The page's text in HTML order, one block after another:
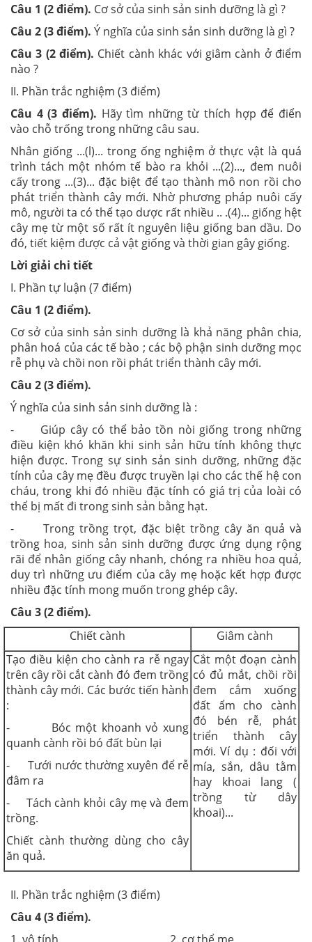
Câu 1 (2 điểm). Cơ sở của sinh sản sinh dưỡng là gì ?
Câu 2 (3 điểm). Ý nghĩa của sinh sản sinh dưỡng là gì ?
Câu 3 (2 điểm). Chiết cành khác với giâm cành ở điểm
nào ?
II. Phần trắc nghiệm (3 điểm)
Câu 4 (3 điểm). Hãy tìm những từ thích hợp để điển
vào chỗ trống trong những câu sau.
Nhân giống ...(l)... trong ống nghiệm ở thực vật là quá
trình tách một nhóm tế bào ra khỏi ...(2)..., đem nuôi
cấy trong ...(3)... đặc biệt để tạo thành mô non rồi cho
phát triển thành cây mới. Nhờ phương pháp nuôi cấy
mô, người ta có thể tạo dược rất nhiều .. .(4)... giống hệt
cây mẹ từ một số rất ít nguyên liệu giống ban dầu. Do
đó, tiết kiệm được cả vật giống và thời gian gây giống.
Lời giải chi tiết
I. Phần tự luận (7 điểm)
Câu 1 (2 điểm).
Cơ sở của sinh sản sinh dưỡng là khả năng phân chia,
phân hoá của các tế bào ; các bộ phận sinh dưỡng mọc
rễ phụ và chồi non rồi phát triển thành cây mới.
Câu 2 (3 điểm).
Ý nghĩa của sinh sản sinh dưỡng là :
- Giúp cây có thể bảo tồn nòi giống trong những
điều kiện khó khăn khi sinh sản hữu tính không thực
hiện được. Trong sự sinh sản sinh dưỡng, những đặc
tính của cây mẹ đều được truyền lại cho các thế hệ con
cháu, trong khi đó nhiều đặc tính có giá trị của loài có
thể bị mất đi trong sinh sản bằng hạt.
- Trong trồng trọt, đặc biệt trồng cây ăn quả và
trồng hoa, sinh sản sinh dưỡng được ứng dụng rộng
rãi để nhân giống cây nhanh, chóng ra nhiều hoa quả,
duy trì những ưu điểm của cây mẹ hoặc kết hợp được
nhiều đặc tính mong muốn trong ghép cây.
Câu 3 (2 điểm).
Chiết cành
Giâm cành
Tạo điều kiện cho cành ra rễ ngay
trên cây rồi cắt cành đó đem trồng
thành cây mới. Các bước tiến hành
:
- Bóc một khoanh vỏ xung
quanh cành rồi bó đất bùn lại
- Tưới nước thường xuyên để rễ
đâm ra
- Tách cành khỏi cây mẹ và đem
trồng.
Chiết cành thường dùng cho cây
ăn quả.
Cắt một đoạn cành
có đủ mắt, chồi rồi
đem cắm xuống
đất ẩm cho cành
đó bén rễ, phát
triển thành cây
mới. Ví dụ : đối với
mía, sắn, dâu tằm
hay khoai lang (
trồng từ dây
khoai)...
II. Phần trắc nghiệm (3 điểm)
Câu 4 (3 điểm).